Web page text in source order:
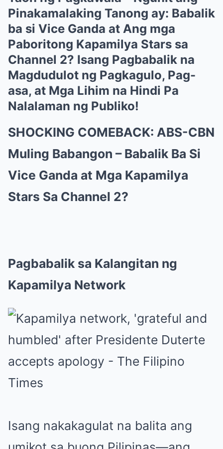
Pinakamalaking Tanong ay: Babalik
ba si Vice Ganda at Ang mga
Paboritong Kapamilya Stars sa
Channel 2? Isang Pagbabalik na
Magdudulot ng Pagkagulo, Pag-
asa, at Mga Lihim na Hindi Pa
Nalalaman ng Publiko!
SHOCKING COMEBACK: ABS-CBN
Muling Babangon – Babalik Ba Si
Vice Ganda at Mga Kapamilya
Stars Sa Channel 2?
Pagbabalik sa Kalangitan ng
Kapamilya Network
Isang nakakagulat na balita ang